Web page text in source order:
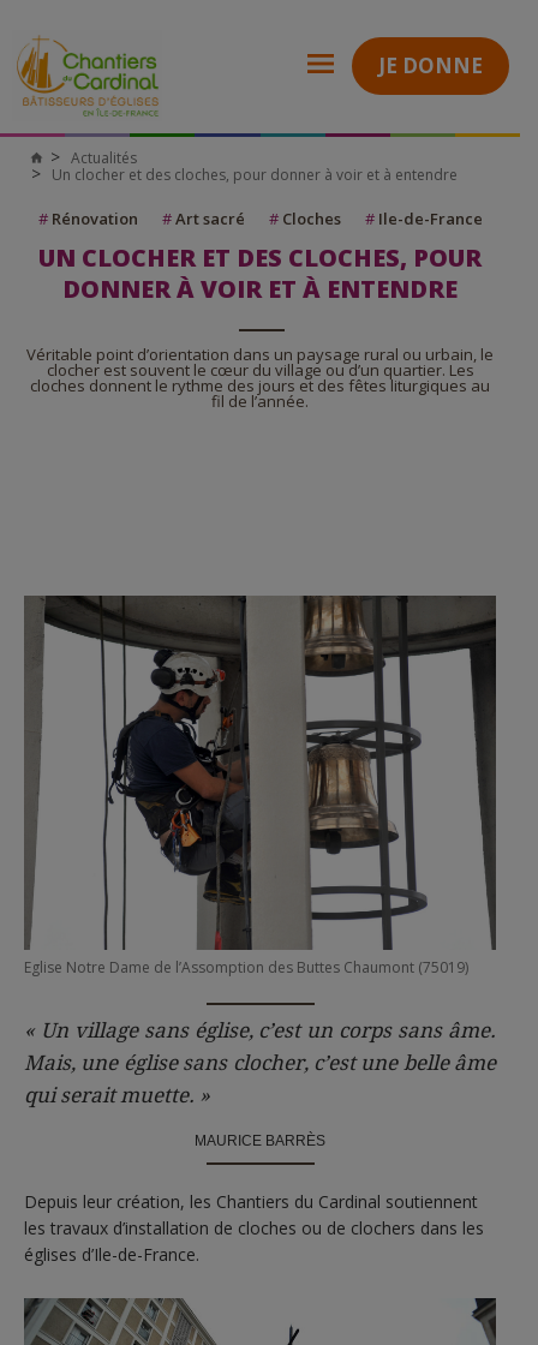
JE DONNE
Chantiers
du
Actualités
Un clocher et des cloches, pour donner à voir et à entendre
#Rénovation #Art sacré #Cloches #Ile-de-France
UN CLOCHER ET DES CLOCHES, POUR
DONNER À VOIR ET À ENTENDRE
Véritable point d’orientation dans un paysage rural ou urbain, le
clocher est souvent le cœur du village ou d’un quartier. Les
cloches donnent le rythme des jours et des fêtes liturgiques au
fil de l’année.
Eglise Notre Dame de l’Assomption des Buttes Chaumont (75019)
« Un village sans église, c’est un corps sans âme.
Mais, une église sans clocher, c’est une belle âme
qui serait muette. »
MAURICE BARRÈS
Depuis leur création, les Chantiers du Cardinal soutiennent
les travaux d’installation de cloches ou de clochers dans les
églises d’Ile-de-France.